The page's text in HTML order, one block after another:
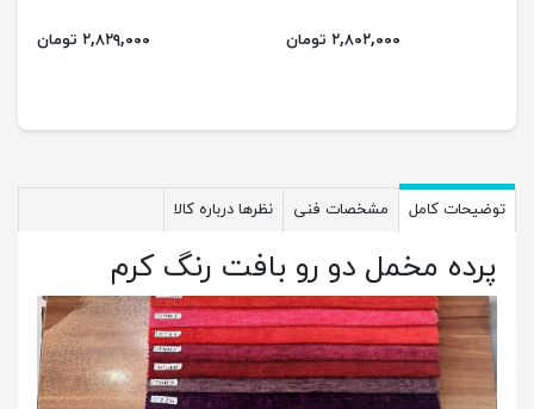
۲,۸۰۲,۰۰۰ تومان ۲,۸۲۹,۰۰۰ تومان
توضیحات کامل مشخصات فنی نظرها درباره کالا
پرده مخمل دو رو بافت رنگ کرم